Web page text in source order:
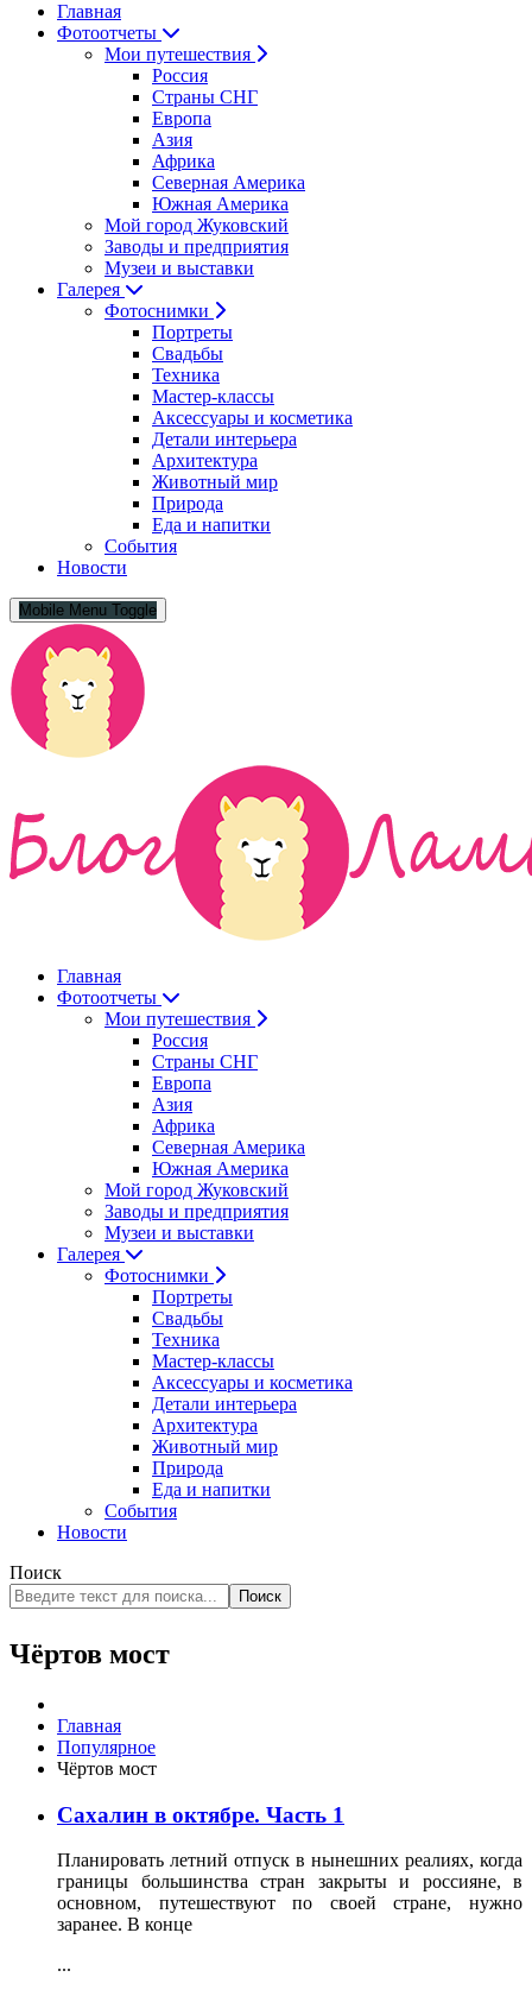
Главная
Фотоотчеты
Мои путешествия
Россия
Страны СНГ
Европа
Азия
Африка
Северная Америка
Южная Америка
Мой город Жуковский
Заводы и предприятия
Музеи и выставки
Галерея
Фотоснимки
Портреты
Свадьбы
Техника
Мастер-классы
Аксессуары и косметика
Детали интерьера
Архитектура
Животный мир
Природа
Еда и напитки
События
Новости
Mobile Menu Toggle
Главная
Фотоотчеты
Мои путешествия
Россия
Страны СНГ
Европа
Азия
Африка
Северная Америка
Южная Америка
Мой город Жуковский
Заводы и предприятия
Музеи и выставки
Галерея
Фотоснимки
Портреты
Свадьбы
Техника
Мастер-классы
Аксессуары и косметика
Детали интерьера
Архитектура
Животный мир
Природа
Еда и напитки
События
Новости
Поиск
Поиск
Чёртов мост
Главная
Популярное
Чёртов мост
Сахалин в октябре. Часть 1
Планировать летний отпуск в нынешних реалиях, когда
границы большинства стран закрыты и россияне, в
основном, путешествуют по своей стране, нужно
заранее. В конце
...